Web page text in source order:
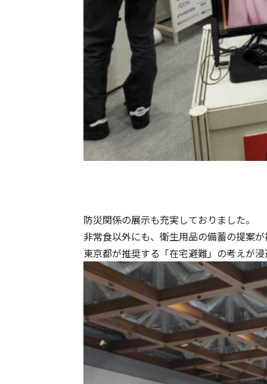
防災関係の展示も充実しておりました。
非常食以外にも、衛生用品の備蓄の提案
東京都が推奨する「在宅避難」の考えが